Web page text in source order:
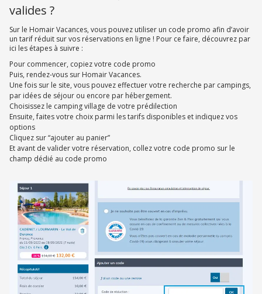
valides ?
Sur le Homair Vacances, vous pouvez utiliser un code promo afin d’avoir
un tarif réduit sur vos réservations en ligne ! Pour ce faire, découvrez par
ici les étapes à suivre :
Pour commencer, copiez votre code promo
Puis, rendez-vous sur Homair Vacances.
Une fois sur le site, vous pouvez effectuer votre recherche par campings,
par idées de séjour ou encore par hébergement.
Choisissez le camping village de votre prédilection
Ensuite, faites votre choix parmi les tarifs disponibles et indiquez vos
options
Cliquez sur “ajouter au panier”
Et avant de valider votre réservation, collez votre code promo sur le
champ dédié au code promo